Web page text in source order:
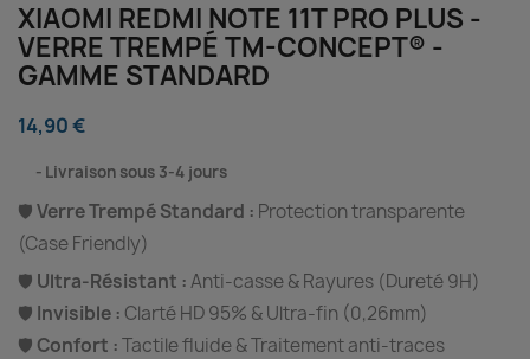
XIAOMI REDMI NOTE 11T PRO PLUS -
VERRE TREMPÉ TM-CONCEPT® -
GAMME STANDARD
14,90 €
Livraison sous 3-4 jours
🛡️Verre Trempé Standard : Protection transparente
(Case Friendly)
🛡️ Ultra-Résistant :Anti-casse & Rayures (Dureté 9H)
🛡️ Invisible : Clarté HD 95% & Ultra-fin (0,26mm)
🛡️ Confort :Tactile fluide & Traitement anti-traces